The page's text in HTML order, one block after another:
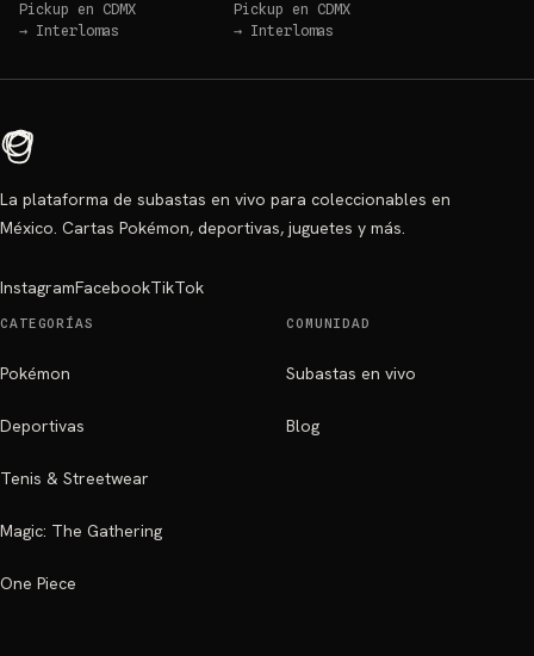
Pickup en CDMX
→ Interlomas
Pickup en CDMX
→ Interlomas
La plataforma de subastas en vivo para coleccionables en
México. Cartas Pokémon, deportivas, juguetes y más.
InstagramFacebookTikTok
CATEGORÍAS
Pokémon
Deportivas
Tenis & Streetwear
Magic: The Gathering
One Piece
COMUNIDAD
Subastas en vivo
Blog